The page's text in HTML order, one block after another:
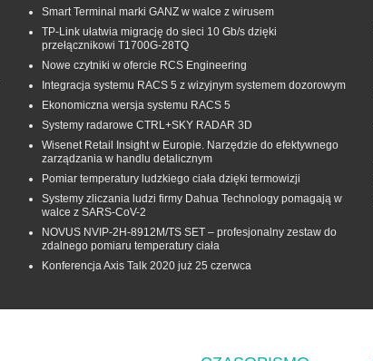
Smart Terminal marki GANZ w walce z wirusem
TP-Link ułatwia migrację do sieci 10 Gb/s dzięki
przełącznikowi T1700G‑28TQ
Nowe czytniki w ofercie RCS Engineering
Integracja systemu RACS 5 z wizyjnym systemem dozorowym
Ekonomiczna wersja systemu RACS 5
Systemy radarowe CTRL+SKY RADAR 3D
Wisenet Retail Insight w Europie. Narzędzie do efektywnego
zarządzania w handlu detalicznym
Pomiar temperatury ludzkiego ciała dzięki termowizji
Systemy zliczania ludzi firmy Dahua Technology pomagają w
walce z SARS-CoV-2
NOVUS NVIP-2H-8912M/TS SET – profesjonalny zestaw do
zdalnego pomiaru temperatury ciała
Konferencja Axis Talk 2020 już 25 czerwca